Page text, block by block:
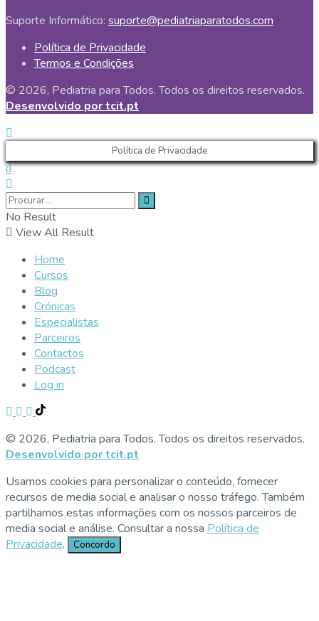
Suporte Informático: suporte@pediatriaparatodos.com
Política de Privacidade
Termos e Condições
© 2026, Pediatria para Todos. Todos os direitos reservados.
Desenvolvido por tcit.pt
Política de Privacidade
No Result
View All Result
Home
Cursos
Blog
Crónicas
Especialistas
Parceiros
Contactos
Podcast
Log in
© 2026, Pediatria para Todos. Todos os direitos reservados.
Desenvolvido por tcit.pt
Usamos cookies para personalizar o conteúdo, fornecer
recursos de media social e analisar o nosso tráfego. Também
partilhamos estas informações com os nossos parceiros de
media social e análise. Consultar a nossa Política de
Privacidade. Concordo